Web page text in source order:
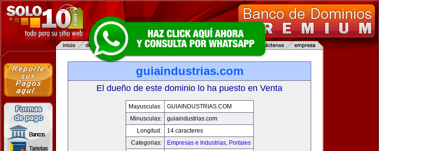
guiaindustrias.com
El dueño de este dominio lo ha puesto en Venta
Mayusculas:
GUIAINDUSTRIAS.COM
Minusculas:
guiaindustrias.com
Longitud:
14 caracteres
Categorias:
Empresas e Industrias, Portales